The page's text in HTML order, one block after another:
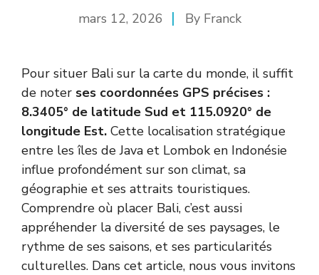
mars 12, 2026 By Franck
Pour situer Bali sur la carte du monde, il suffit
de noter ses coordonnées GPS précises :
8.3405° de latitude Sud et 115.0920° de
longitude Est. Cette localisation stratégique
entre les îles de Java et Lombok en Indonésie
influe profondément sur son climat, sa
géographie et ses attraits touristiques.
Comprendre où placer Bali, c’est aussi
appréhender la diversité de ses paysages, le
rythme de ses saisons, et ses particularités
culturelles. Dans cet article, nous vous invitons